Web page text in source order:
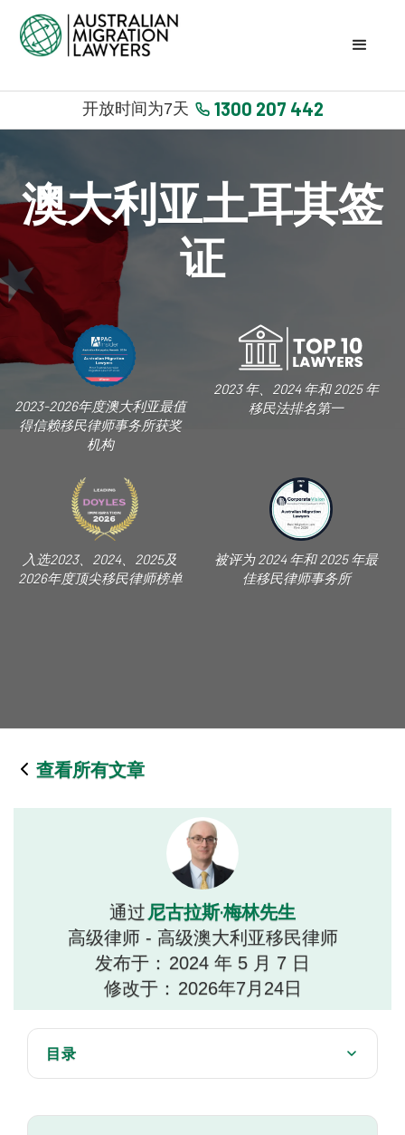
开放时间为7天 1300 207 442
澳大利亚土耳其签
证
2023-2026年度澳大利亚最值
得信赖移民律师事务所获奖
机构
2023 年、2024 年和 2025 年
移民法排名第一
入选2023、2024、2025及
2026年度顶尖移民律师榜单
被评为 2024 年和 2025 年最
佳移民律师事务所
查看所有文章
通过 尼古拉斯·梅林先生
高级律师 - 高级澳大利亚移民律师
发布于： 2024 年 5 月 7 日
修改于： 2026年7月24日
目录